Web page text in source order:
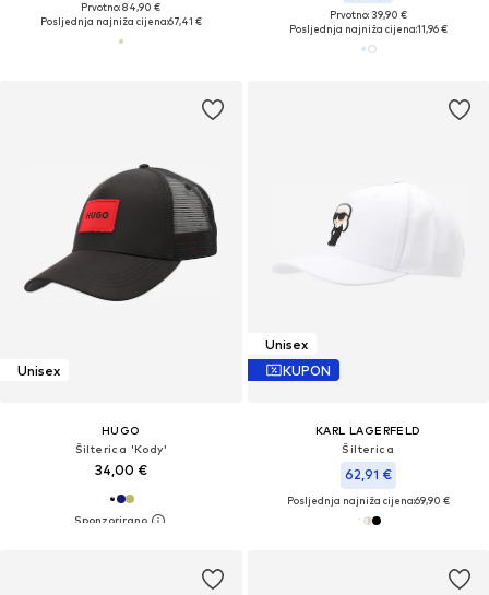
Prvotno: 84,90 €
Posljednja najniža cijena:67,41 €
Prvotno: 39,90 €
Posljednja najniža cijena:11,96 €
Unisex
HUGO
Šilterica 'Kody'
34,00 €
Unisex
KUPON
KARL LAGERFELD
Šilterica
62,91 €
Posljednja najniža cijena:69,90 €